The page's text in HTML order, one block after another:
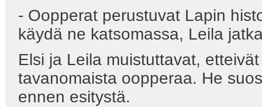
- Oopperat perustuvat Lapin
käydä ne katsomassa, Leila
Elsi ja Leila muistuttavat,
tavanomaista oopperaa. He
ennen esitystä.